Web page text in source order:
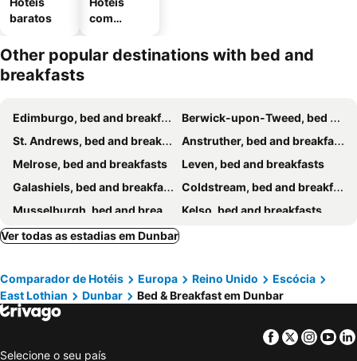
baratos
com
mento
Other popular destinations with bed and
breakfasts
Edimburgo, bed and breakfasts
Berwick-upon-Tweed, bed and breakfasts
St. Andrews, bed and breakfasts
Anstruther, bed and breakfasts
Melrose, bed and breakfasts
Leven, bed and breakfasts
Galashiels, bed and breakfasts
Coldstream, bed and breakfasts
Musselburgh, bed and breakfasts
Kelso, bed and breakfasts
Prestonpans, bed and breakfasts
Dalkeith, bed and breakfasts
Cupar, bed and breakfasts
Haddington, bed and breakfasts
Penicuik, bed and breakfasts
Cockenzie, bed and breakfasts
Glenrothes, bed and breakfasts
Strathkinness, bed and breakfasts
Ver todas as estadias em Dunbar
Comparador de Hotéis Europa Reino Unido
Escócia
East Lothian
Dunbar Bed & Breakfast em Dunbar
Facebook
Twitter
Selecione o seu país